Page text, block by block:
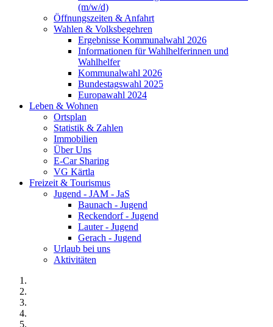
(m/w/d)
Öffnungszeiten & Anfahrt
Wahlen & Volksbegehren
Ergebnisse Kommunalwahl 2026
Informationen für Wahlhelferinnen und
Wahlhelfer
Kommunalwahl 2026
Bundestagswahl 2025
Europawahl 2024
Leben & Wohnen
Ortsplan
Statistik & Zahlen
Immobilien
Über Uns
E-Car Sharing
VG Kärtla
Freizeit & Tourismus
Jugend - JAM - JaS
Baunach - Jugend
Reckendorf - Jugend
Lauter - Jugend
Gerach - Jugend
Urlaub bei uns
Aktivitäten